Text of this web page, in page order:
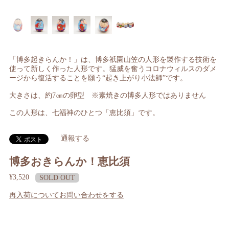
博多おきらんか！恵比須
¥3,520 SOLD OUT
再入荷についてお問い合わせをする
「博多起きらんか！」は、博多祇園山笠の人形を製作する技術を
使って新しく作った人形です。猛威を奮うコロナウィルスのダメ
ージから復活することを願う“起き上がり小法師”です。
大きさは、約7㎝の卵型 ※素焼きの博多人形ではありません
この人形は、七福神のひとつ「恵比須」です。
通報する